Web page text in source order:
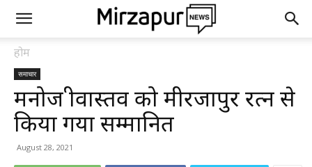
होम
समाचार
मनोज श्रीवास्तव को मीरजापुर रत्न से
किया गया सम्मानित
August 28, 2021